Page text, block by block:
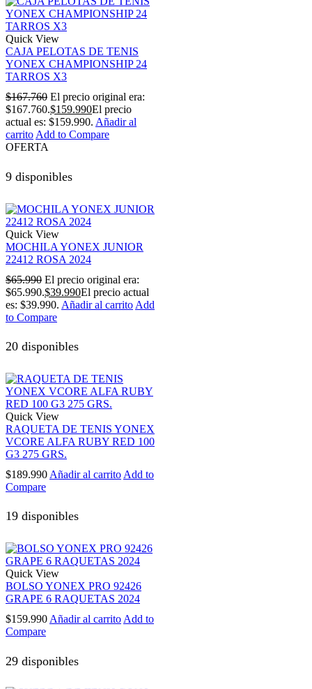
Quick View
CAJA PELOTAS DE TENIS
YONEX CHAMPIONSHIP 24
TARROS X3
$167.760 El precio original era:
$167.760.$159.990El precio
actual es: $159.990. Añadir al
carritoAdd to Compare
OFERTA
9 disponibles
Quick View
MOCHILA YONEX JUNIOR
22412 ROSA 2024
$65.990 El precio original era:
$65.990.$39.990El precio actual
es: $39.990. Añadir al carrito Add
to Compare
20 disponibles
Quick View
RAQUETA DE TENIS YONEX
VCORE ALFA RUBY RED 100
G3 275 GRS.
$189.990 Añadir al carrito Add to
Compare
19 disponibles
Quick View
BOLSO YONEX PRO 92426
GRAPE 6 RAQUETAS 2024
$159.990 Añadir al carrito Add to
Compare
29 disponibles